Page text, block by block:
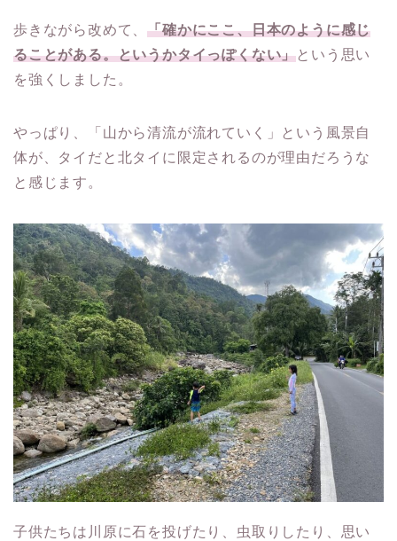
歩きながら改めて、「確かにここ、日本のように感じ
ることがある。というかタイっぽくない」という思い
を強くしました。
やっぱり、「山から清流が流れていく」という風景自
体が、タイだと北タイに限定されるのが理由だろうな
と感じます。
子供たちは川原に石を投げたり、虫取りしたり、思い